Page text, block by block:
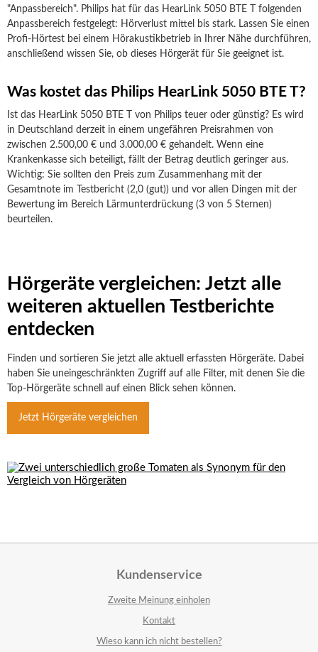
"Anpassbereich". Philips hat für das HearLink 5050 BTE T folgenden
Anpassbereich festgelegt: Hörverlust mittel bis stark. Lassen Sie einen
Profi-Hörtest bei einem Hörakustikbetrieb in Ihrer Nähe durchführen,
anschließend wissen Sie, ob dieses Hörgerät für Sie geeignet ist.
Was kostet das Philips HearLink 5050 BTE T?
Ist das HearLink 5050 BTE T von Philips teuer oder günstig? Es wird
in Deutschland derzeit in einem ungefähren Preisrahmen von
zwischen 2.500,00 € und 3.000,00 € gehandelt. Wenn eine
Krankenkasse sich beteiligt, fällt der Betrag deutlich geringer aus.
Wichtig: Sie sollten den Preis zum Zusammenhang mit der
Gesamtnote im Testbericht (2,0 (gut)) und vor allen Dingen mit der
Bewertung im Bereich Lärmunterdrückung (3 von 5 Sternen)
beurteilen.
Hörgeräte vergleichen: Jetzt alle
weiteren aktuellen Testberichte
entdecken
Finden und sortieren Sie jetzt alle aktuell erfassten Hörgeräte. Dabei
haben Sie uneingeschränkten Zugriff auf alle Filter, mit denen Sie die
Top-Hörgeräte schnell auf einen Blick sehen können.
Jetzt Hörgeräte vergleichen
Kundenservice
Zweite Meinung einholen
Kontakt
Wieso kann ich nicht bestellen?